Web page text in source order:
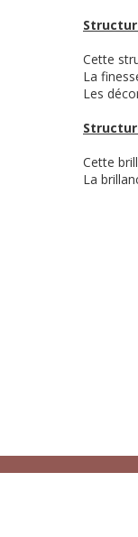
Cette
La
Les
Cette
La